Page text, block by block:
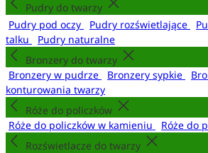
Pudry do twarzy
Pudry pod oczy
Pudry rozświetlające
talku
Pudry naturalne
Bronzery do twarzy
Bronzery w pudrze
Bronzery sypkie
konturowania twarzy
Róże do policzków
Róże do policzków w kamieniu
Róże do
Rozświetlacze do twarzy